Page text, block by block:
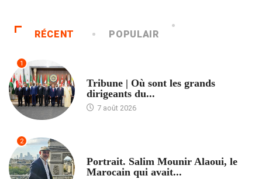
RÉCENT POPULAIR
1
Tribune | Où sont les grands
dirigeants du...
7 août 2026
2
Portrait. Salim Mounir Alaoui, le
Marocain qui avait...